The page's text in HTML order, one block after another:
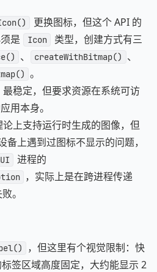
更换图标，但这个 API 的
是
Icon
类型，创建方式有三
、 createWithBitmap() 、
。
最稳定，但要求资源在系统可访
用本身。
论上支持运行时生成的图像，但
上遇到过图标不显示的问题，
进程的
，实际上是在跨进程传递
。
，但这里有个视觉限制：快
签区域高度固定，大约能显示 2